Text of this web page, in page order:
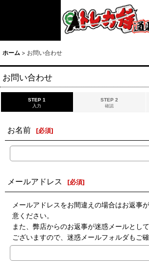
ホーム > お問い合わせ
お問い合わせ
STEP 1
入力
STEP 2
確認
お名前 [必須]
メールアドレス [必須]
メールアドレスをお間違えの場合はお返事
意ください。
また、弊店からのお返事が迷惑メールとし
ございますので、迷惑メールフォルダもご確